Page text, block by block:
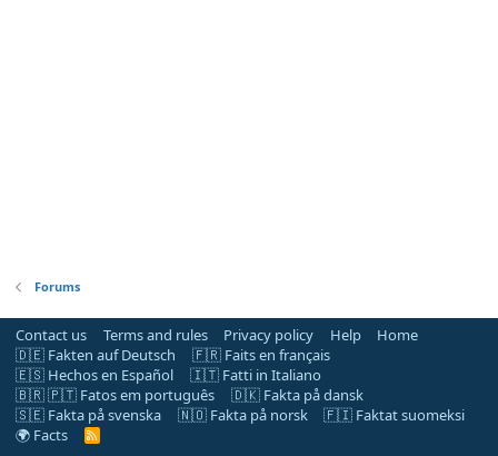
Forums
Contact us Terms and rules Privacy policy Help
Home
🇩🇪 Fakten auf Deutsch
🇫🇷 Faits en français
🇪🇸 Hechos en Español
🇮🇹 Fatti in Italiano
🇧🇷 🇵🇹 Fatos em português
🇩🇰 Fakta på dansk
🇸🇪 Fakta på svenska
🇳🇴 Fakta på norsk
🇫🇮 Faktat suomeksi
🌍 Facts
R